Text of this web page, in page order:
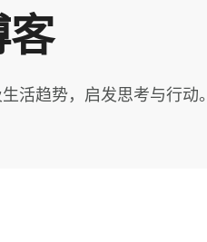
客
活趋势，启发思考与行动。